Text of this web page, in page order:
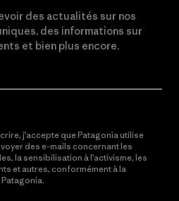
des actualités sur nos
des informations sur
et bien plus encore.
j’accepte que Patagonia utilise
des e-mails concernant les
la sensibilisation à l’activisme, les
et autres, conformément à la
Patagonia.